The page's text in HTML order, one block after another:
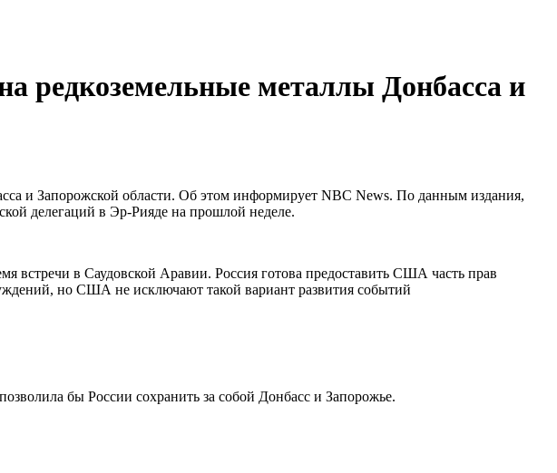
редкоземельные металлы Донбасса и
и Запорожской области. Об этом информирует NBC News. По данным издания,
делегаций в Эр-Рияде на прошлой неделе.
в Саудовской Аравии. Россия готова предоставить США часть прав
но США не исключают такой вариант развития событий
бы России сохранить за собой Донбасс и Запорожье.